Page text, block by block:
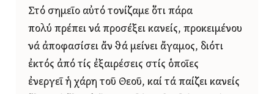
Στό σημεῖο αὐτό τονίζαμε ὅτι πάρα
πολύ πρέπει νά προσέξει κανείς, προκειμένου
νά ἀποφασίσει ἄν θά μείνει ἄγαμος, διότι
ἐκτός ἀπό τίς ἐξαιρέσεις στίς ὁποῖες
ἐνεργεῖ ἡ χάρη τοῦ Θεοῦ, καί τά παίζει κανείς